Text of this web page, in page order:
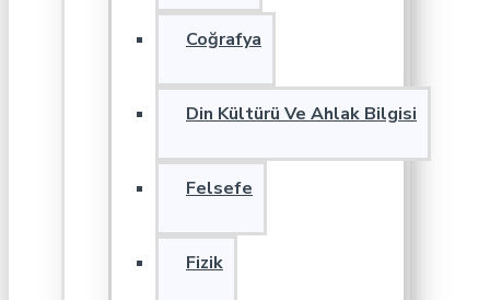
Coğrafya
Din Kültürü Ve Ahlak Bilgisi
Felsefe
Fizik